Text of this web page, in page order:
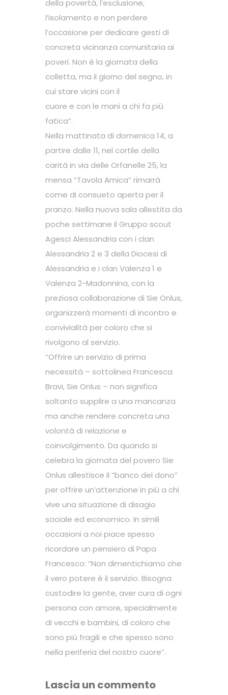
della povertà, l’esclusione,
l’isolamento e non perdere
l’occasione per dedicare gesti di
concreta vicinanza comunitaria ai
poveri. Non è la giornata della
colletta, ma il giorno del segno, in
cui stare vicini con il
cuore e con le mani a chi fa più
fatica”.
Nella mattinata di domenica 14, a
partire dalle 11, nel cortile della
carità in via delle Orfanelle 25, la
mensa “Tavola Amica” rimarrà
come di consueto aperta per il
pranzo. Nella nuova sala allestita da
poche settimane il Gruppo scout
Agesci Alessandria con i clan
Alessandria 2 e 3 della Diocesi di
Alessandria e i clan Valenza 1 e
Valenza 2-Madonnina, con la
preziosa collaborazione di Sie Onlus,
organizzerà momenti di incontro e
convivialità per coloro che si
rivolgono al servizio.
“Offrire un servizio di prima
necessità – sottolinea Francesca
Bravi, Sie Onlus – non significa
soltanto supplire a una mancanza
ma anche rendere concreta una
volontà di relazione e
coinvolgimento. Da quando si
celebra la giornata del povero Sie
Onlus allestisce il “banco del dono”
per offrire un’attenzione in più a chi
vive una situazione di disagio
sociale ed economico. In simili
occasioni a noi piace spesso
ricordare un pensiero di Papa
Francesco: “Non dimentichiamo che
il vero potere è il servizio. Bisogna
custodire la gente, aver cura di ogni
persona con amore, specialmente
di vecchi e bambini, di coloro che
sono più fragili e che spesso sono
nella periferia del nostro cuore”.
Lascia un commento